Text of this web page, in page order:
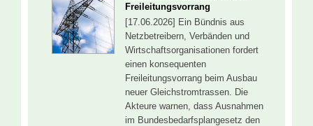
Freileitungsvorrang
[17.06.2026] Ein Bündnis aus
Netzbetreibern, Verbänden und
Wirtschaftsorganisationen fordert
einen konsequenten
Freileitungsvorrang beim Ausbau
neuer Gleichstromtrassen. Die
Akteure warnen, dass Ausnahmen
im Bundesbedarfsplangesetz den